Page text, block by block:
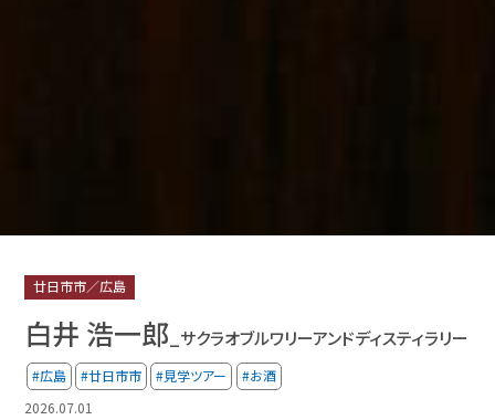
廿日市市／広島
白井 浩一郎 _サクラオブルワリーアンドディスティラリー
#広島 #廿日市市 #見学ツアー
#お酒
2026.07.01